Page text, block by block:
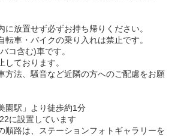
に放置せず必ずお持ち帰りください。
転車・バイクの乗り入れは禁止です。
コ含む)車です。
しております。
方法、騒音など近隣の方へのご配慮をお願
園駅」より徒歩約1分
に設置しています
順路は、ステーションフォトギャラリーを